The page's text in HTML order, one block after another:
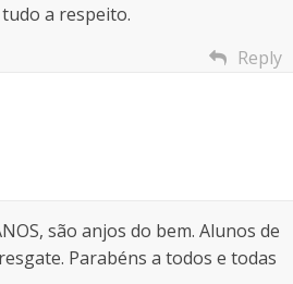
a respeito.
Reply
são anjos do bem. Alunos de
Parabéns a todos e todas